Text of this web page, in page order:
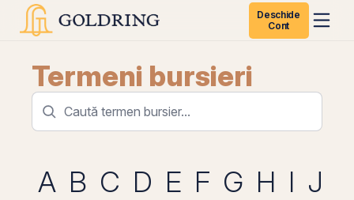
Deschide
Cont
Termeni bursieri
A B C D E F G H I J